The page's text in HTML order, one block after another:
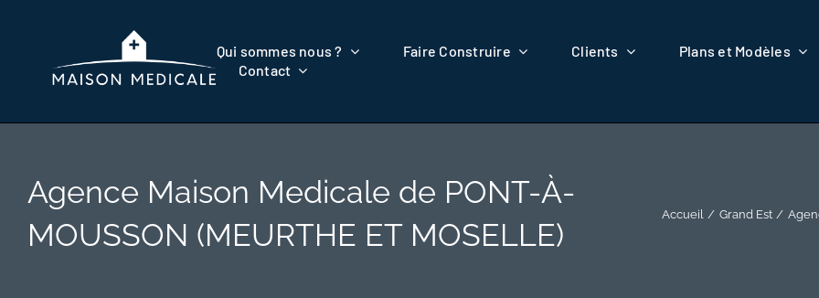
Qui sommes nous ? Faire Construire Clients Plans et Modèles
Contact
Agence Maison Medicale de PONT-À-
MOUSSON (MEURTHE ET MOSELLE)
Accueil Grand Est